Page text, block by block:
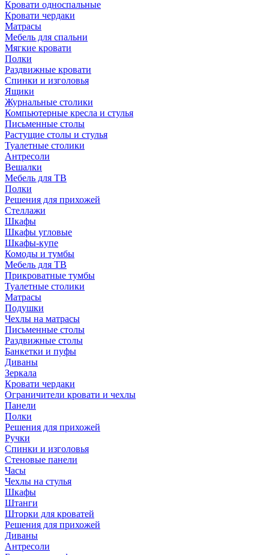
Кровати односпальные
Кровати чердаки
Матрасы
Мебель для спальни
Мягкие кровати
Полки
Раздвижные кровати
Спинки и изголовья
Ящики
Журнальные столики
Компьютерные кресла и стулья
Письменные столы
Растущие столы и стулья
Туалетные столики
Антресоли
Вешалки
Мебель для ТВ
Полки
Решения для прихожей
Стеллажи
Шкафы
Шкафы угловые
Шкафы-купе
Комоды и тумбы
Мебель для ТВ
Прикроватные тумбы
Туалетные столики
Матрасы
Подушки
Чехлы на матрасы
Письменные столы
Раздвижные столы
Банкетки и пуфы
Диваны
Зеркала
Кровати чердаки
Ограничители кровати и чехлы
Панели
Полки
Решения для прихожей
Ручки
Спинки и изголовья
Стеновые панели
Часы
Чехлы на стулья
Шкафы
Штанги
Шторки для кроватей
Решения для прихожей
Диваны
Антресоли